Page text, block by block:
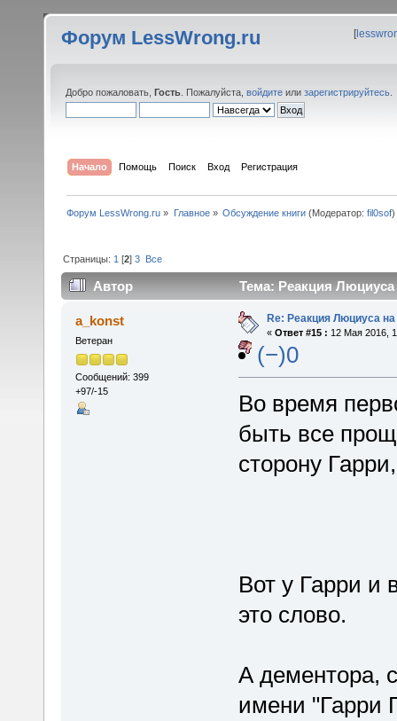
Форум LessWrong.ru [
Добро пожаловать, Гость . Пожалуйста, войдите или зарегистрируйтесь
Начало Помощь Поиск Вход Регистрация
Форум LessWrong.ru » Главное» Обсуждение книги(Модератор: fil0sof)
Страницы: 1 [2]3 Все
Автор Тема: Реакция Люциуса
a_konst
Ветеран
Сообщений: 399
+97/-15
Re: Реакция Люциуса
« Ответ #15 : 12 Мая 2016,
(−)0
Во время
быть все
сторону
Вот у Гарри и
это слово.
А дементора,
имени "Гарри